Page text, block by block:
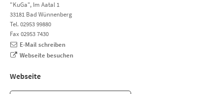
"KuGa", Im Aatal 1
33181 Bad Wünnenberg
Tel. 02953 99880
Fax 02953 7430
E-Mail schreiben
Webseite besuchen
Webseite